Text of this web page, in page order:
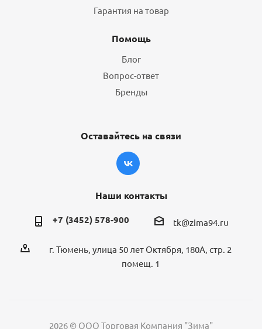
Гарантия на товар
Помощь
Блог
Вопрос-ответ
Бренды
Оставайтесь на связи
Наши контакты
+7 (3452) 578-900 tk@zima94.ru
г. Тюмень, улица 50 лет Октября, 180А, стр. 2
помещ. 1
2026 © ООО Торговая Компания "Зима"